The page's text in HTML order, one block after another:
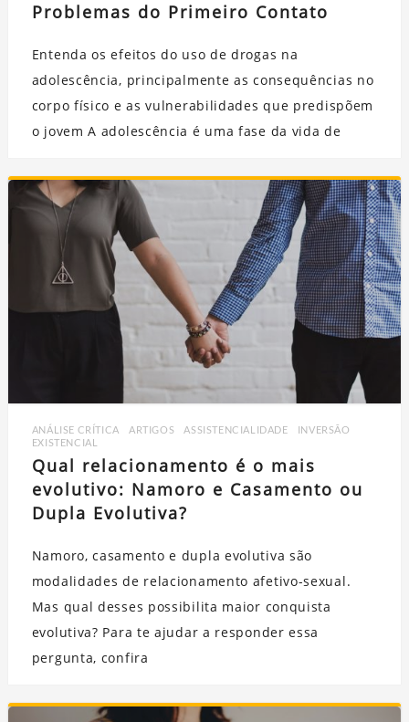
Problemas do Primeiro Contato
Entenda os efeitos do uso de drogas na
adolescência, principalmente as consequências no
corpo físico e as vulnerabilidades que predispõem
o jovem A adolescência é uma fase da vida de
ANÁLISE CRÍTICA ARTIGOS ,ASSISTENCIALIDADE
INVERSÃO
EXISTENCIAL
Qual relacionamento é o mais
evolutivo: Namoro e Casamento ou
Dupla Evolutiva?
Namoro, casamento e dupla evolutiva são
modalidades de relacionamento afetivo-sexual.
Mas qual desses possibilita maior conquista
evolutiva? Para te ajudar a responder essa
pergunta, confira